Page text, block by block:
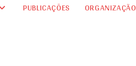
PUBLICAÇÕES ORGANIZAÇÃO